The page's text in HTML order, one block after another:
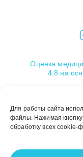
Для работы сайта
файлы. Нажимая
обработку всех cookie-
Оценка
4.8 на
© ООО «КЛИНИКА В
применению и